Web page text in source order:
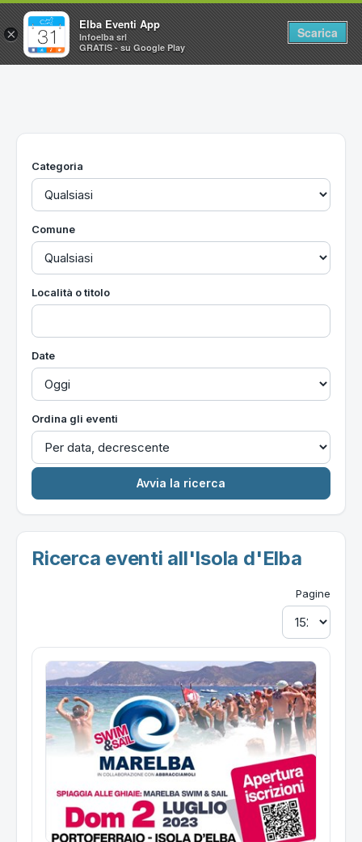
Home
Utilità
Categoria
Comune
Località o titolo
Date
Ordina gli eventi
Ricerca eventi all'Isola d'Elba
Pagine
×
Elba Eventi App
Infoelba srl
GRATIS - su Google Play
Scarica